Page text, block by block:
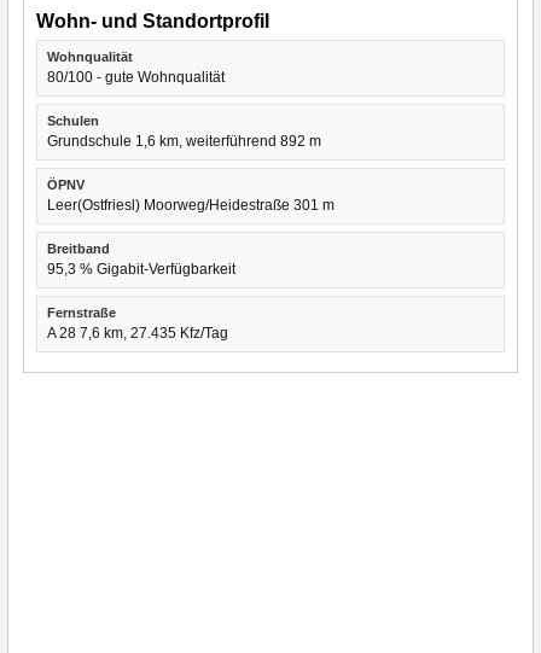
Wohn- und Standortprofil
Wohnqualität
80/100 - gute Wohnqualität
Schulen
Grundschule 1,6 km, weiterführend 892 m
ÖPNV
Leer(Ostfriesl) Moorweg/Heidestraße 301 m
Breitband
95,3 % Gigabit-Verfügbarkeit
Fernstraße
A 28 7,6 km, 27.435 Kfz/Tag